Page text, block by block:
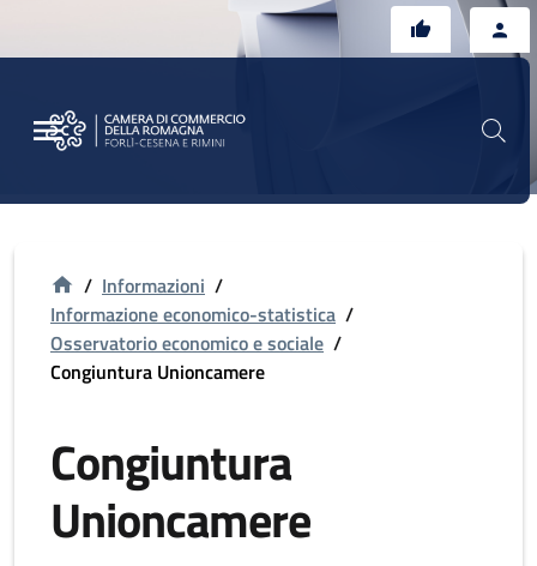
/ Informazioni /
Informazione economico-statistica /
Osservatorio economico e sociale /
Congiuntura Unioncamere
Congiuntura
Unioncamere